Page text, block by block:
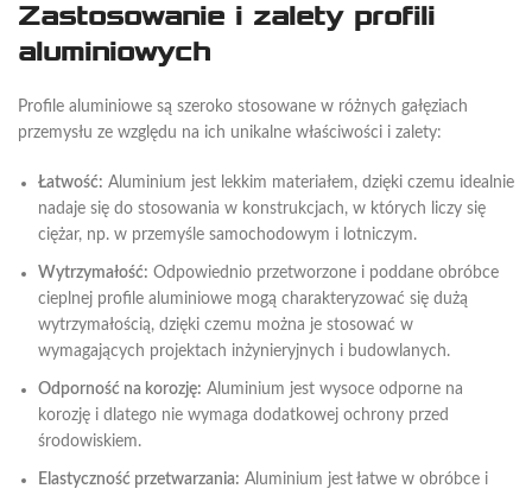
Zastosowanie i zalety profili
aluminiowych
Profile aluminiowe są szeroko stosowane w różnych gałęziach
przemysłu ze względu na ich unikalne właściwości i zalety:
Łatwość: Aluminium jest lekkim materiałem, dzięki czemu idealnie
nadaje się do stosowania w konstrukcjach, w których liczy się
ciężar, np. w przemyśle samochodowym i lotniczym.
Wytrzymałość: Odpowiednio przetworzone i poddane obróbce
cieplnej profile aluminiowe mogą charakteryzować się dużą
wytrzymałością, dzięki czemu można je stosować w
wymagających projektach inżynieryjnych i budowlanych.
Odporność na korozję: Aluminium jest wysoce odporne na
korozję i dlatego nie wymaga dodatkowej ochrony przed
środowiskiem.
Elastyczność przetwarzania: Aluminium jest łatwe w obróbce i